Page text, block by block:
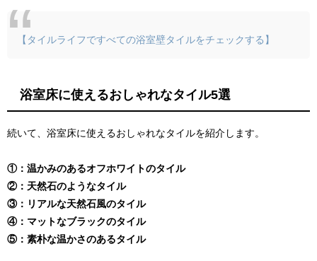
【タイルライフですべての浴室壁タイルをチェックする】
浴室床に使えるおしゃれなタイル5選
続いて、浴室床に使えるおしゃれなタイルを紹介します。
①：温かみのあるオフホワイトのタイル
②：天然石のようなタイル
③：リアルな天然石風のタイル
④：マットなブラックのタイル
⑤：素朴な温かさのあるタイル